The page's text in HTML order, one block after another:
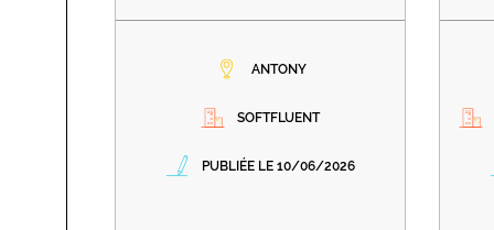
ANTONY
SOFTFLUENT
PUBLIÉE LE 10/06/2026